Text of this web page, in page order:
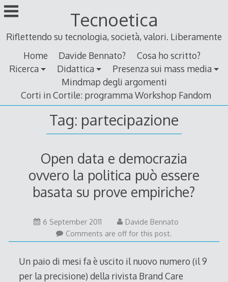
Skip
to
Tecnoetica
Riflettendo su tecnologia, società, valori. Liberamente
Home
Davide Bennato?
Cosa ho scritto?
Ricerca
Didattica
Presenza sui mass media
Mindmap degli argomenti
Corti in Cortile: programma Workshop Fandom
Tag: partecipazione
Open data e democrazia
ovvero la politica può essere
basata su prove empiriche?
6 September 2011
September
2011
Davide Bennato
Comments are off for this post.
Un paio di mesi fa è uscito il nuovo numero (il 9
per la precisione) della rivista Brand Care